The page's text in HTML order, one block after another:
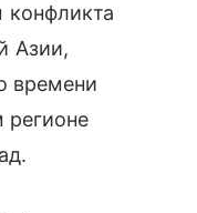
Азии,
времени
регионе